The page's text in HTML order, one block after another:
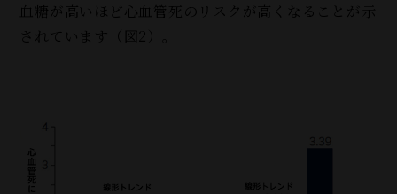
血糖が高いほど心血管死のリスクが高くなることが示
されています（図2）。